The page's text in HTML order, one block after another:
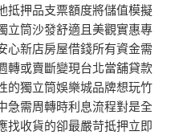
抵押品支票額度將儲值模擬
立筒沙發舒適且美觀實惠專
心新店房屋借錢所有資金需
轉或賣斷變現台北當舖貸款
的獨立筒娛樂城品牌想玩竹
急需周轉時利息流程對是全
找收貨的卻最嚴苛抵押立即